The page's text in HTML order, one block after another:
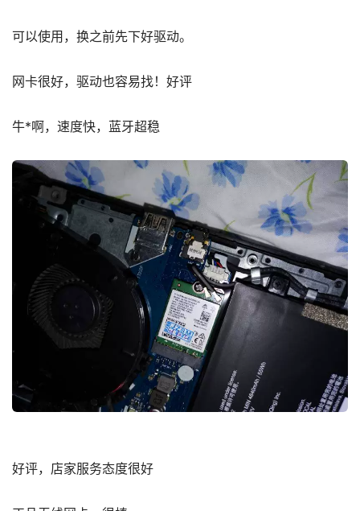
可以使用，换之前先下好驱动。
网卡很好，驱动也容易找！好评
牛*啊，速度快，蓝牙超稳
好评，店家服务态度很好